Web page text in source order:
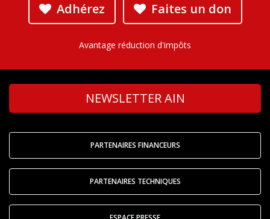
Adhérez Faites un don
Avantage réduction d'impôts
NEWSLETTER AIN
PARTENAIRES FINANCEURS
PARTENAIRES TECHNIQUES